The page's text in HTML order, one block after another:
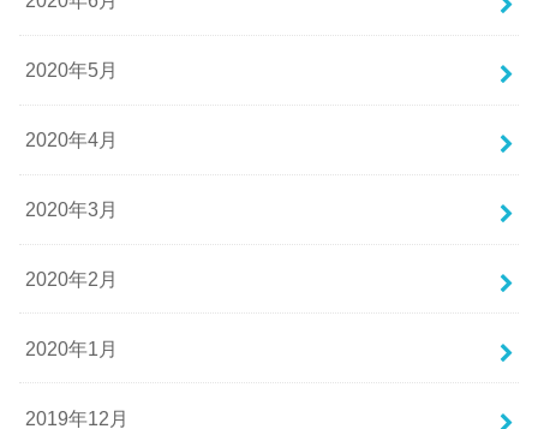
2020年5月
2020年4月
2020年3月
2020年2月
2020年1月
2019年12月